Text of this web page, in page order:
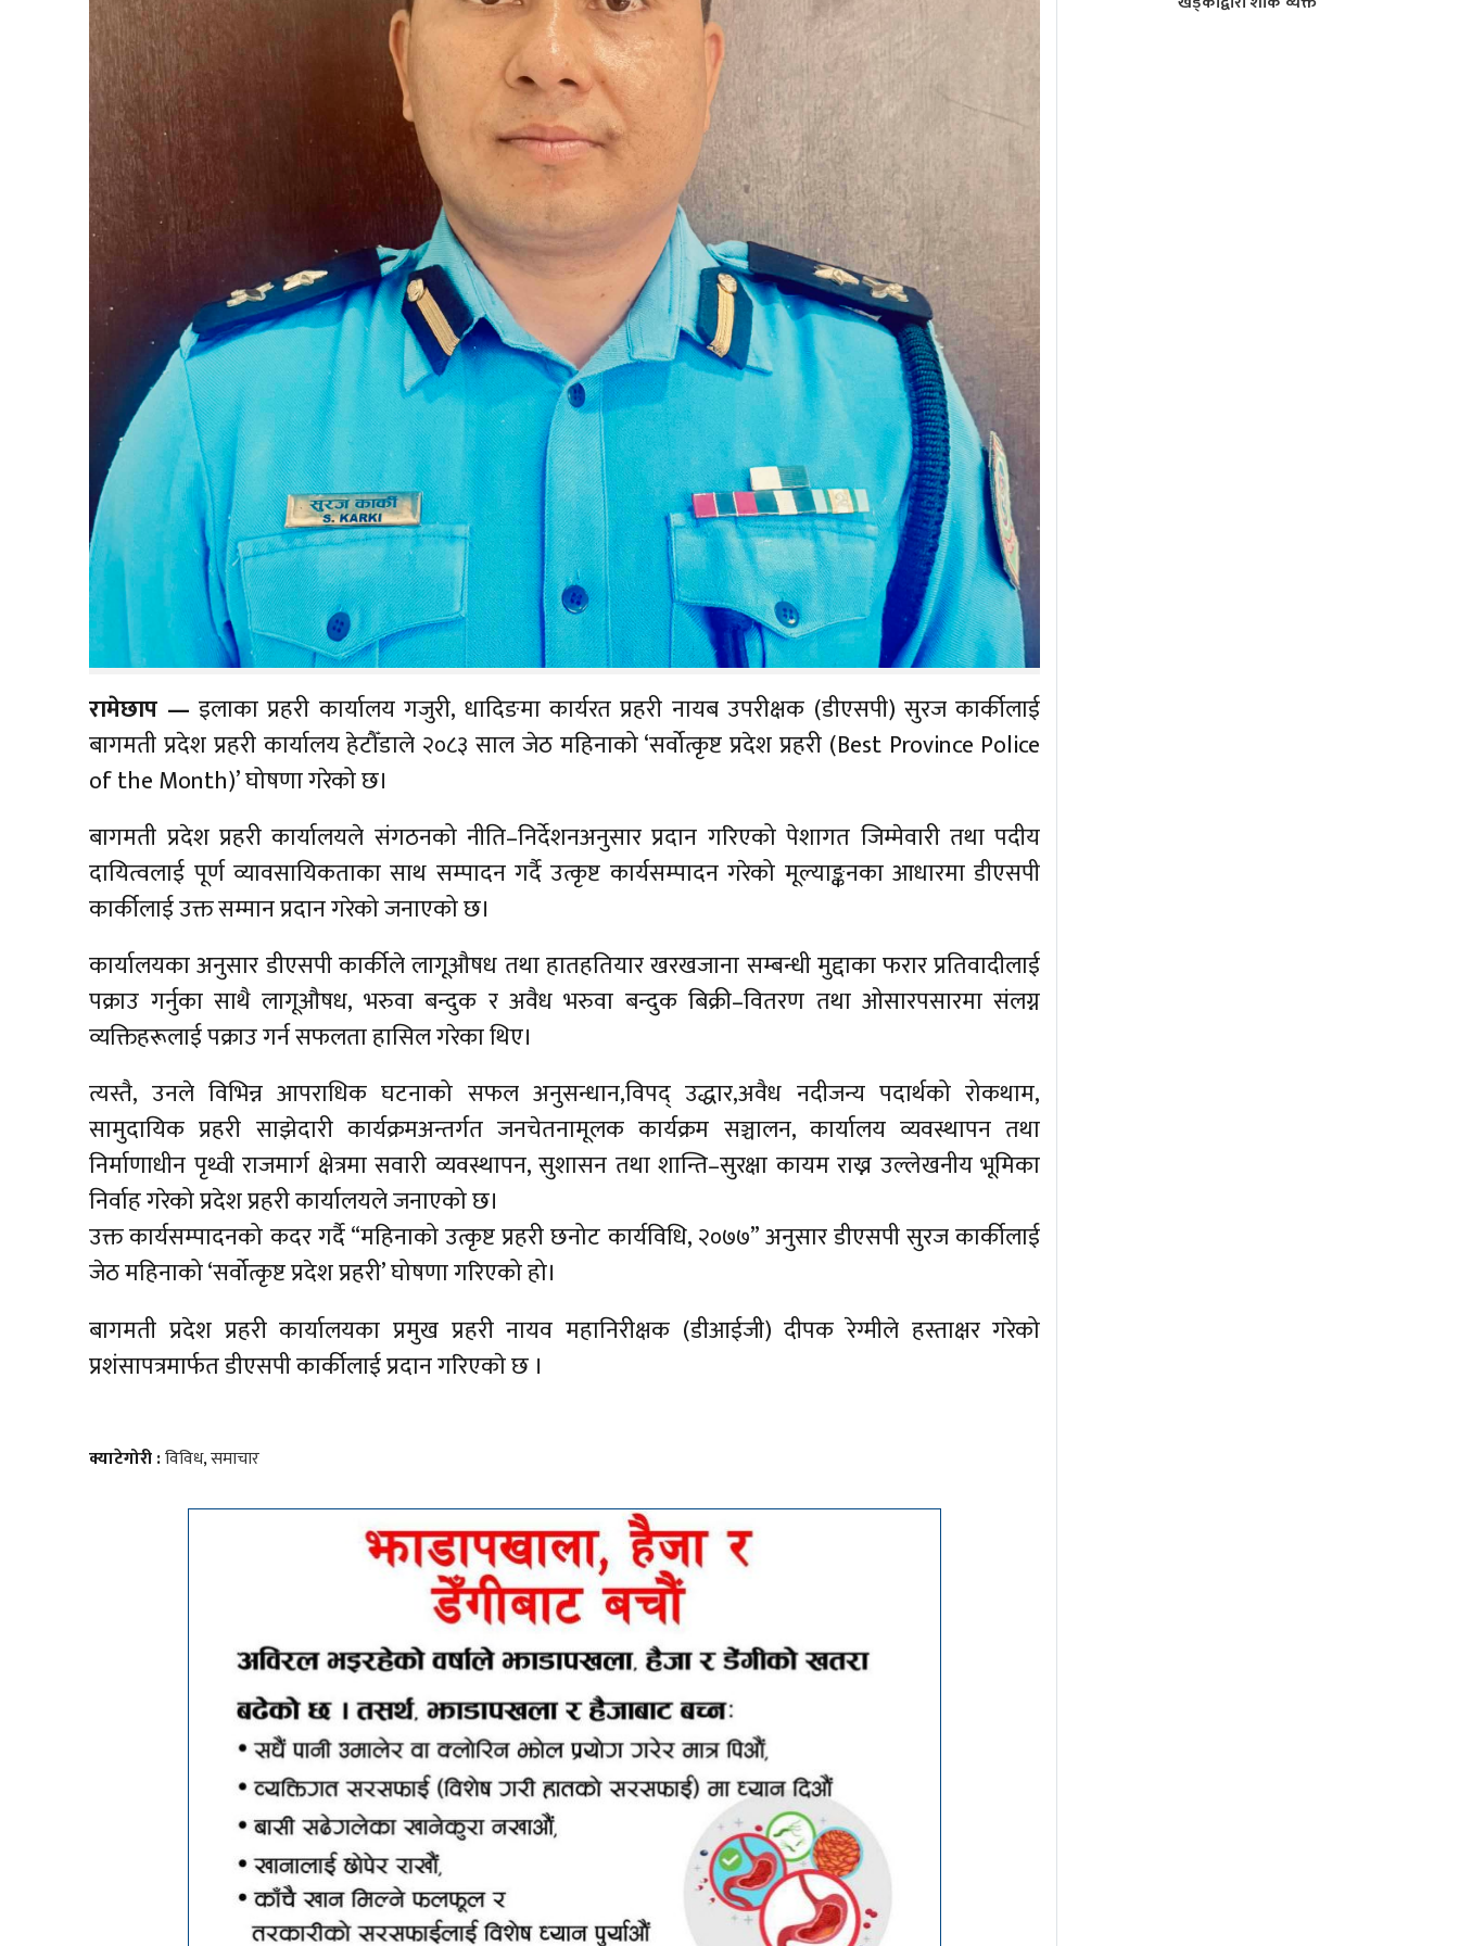
रामेछाप — इलाका प्रहरी कार्यालय गजुरी, धादिङमा कार्यरत प्रहरी नायब उपरीक्षक (डीएसपी) सुरज कार्कीलाई
बागमती प्रदेश प्रहरी कार्यालय हेटौँडाले २०८३ साल जेठ महिनाको ‘सर्वोत्कृष्ट प्रदेश प्रहरी (Best Province Police
of the Month)’ घोषणा गरेको छ।
बागमती प्रदेश प्रहरी कार्यालयले संगठनको नीति–निर्देशनअनुसार प्रदान गरिएको पेशागत जिम्मेवारी तथा पदीय
दायित्वलाई पूर्ण व्यावसायिकताका साथ सम्पादन गर्दै उत्कृष्ट कार्यसम्पादन गरेको मूल्याङ्कनका आधारमा डीएसपी
कार्कीलाई उक्त सम्मान प्रदान गरेको जनाएको छ।
कार्यालयका अनुसार डीएसपी कार्कीले लागूऔषध तथा हातहतियार खरखजाना सम्बन्धी मुद्दाका फरार प्रतिवादीलाई
पक्राउ गर्नुका साथै लागूऔषध, भरुवा बन्दुक र अवैध भरुवा बन्दुक बिक्री–वितरण तथा ओसारपसारमा संलग्न
व्यक्तिहरूलाई पक्राउ गर्न सफलता हासिल गरेका थिए।
त्यस्तै, उनले विभिन्न आपराधिक घटनाको सफल अनुसन्धान,विपद् उद्धार,अवैध नदीजन्य पदार्थको रोकथाम,
सामुदायिक प्रहरी साझेदारी कार्यक्रमअन्तर्गत जनचेतनामूलक कार्यक्रम सञ्चालन, कार्यालय व्यवस्थापन तथा
निर्माणाधीन पृथ्वी राजमार्ग क्षेत्रमा सवारी व्यवस्थापन, सुशासन तथा शान्ति–सुरक्षा कायम राख्न उल्लेखनीय भूमिका
निर्वाह गरेको प्रदेश प्रहरी कार्यालयले जनाएको छ।
उक्त कार्यसम्पादनको कदर गर्दै “महिनाको उत्कृष्ट प्रहरी छनोट कार्यविधि, २०७७” अनुसार डीएसपी सुरज कार्कीलाई
जेठ महिनाको ‘सर्वोत्कृष्ट प्रदेश प्रहरी’ घोषणा गरिएको हो।
बागमती प्रदेश प्रहरी कार्यालयका प्रमुख प्रहरी नायव महानिरीक्षक (डीआईजी) दीपक रेग्मीले हस्ताक्षर गरेको
प्रशंसापत्रमार्फत डीएसपी कार्कीलाई प्रदान गरिएकाे छ ।
क्याटेगोरी :विविध,समाचार